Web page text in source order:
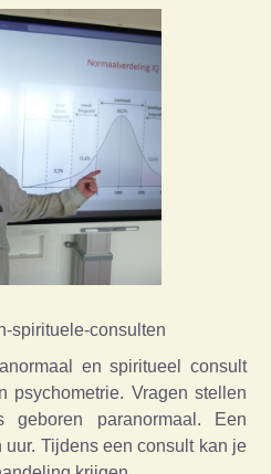
spirituele-consulten
en spiritueel consult
psychometrie. Vragen stellen
paranormaal. Een
Tijdens een consult kan je